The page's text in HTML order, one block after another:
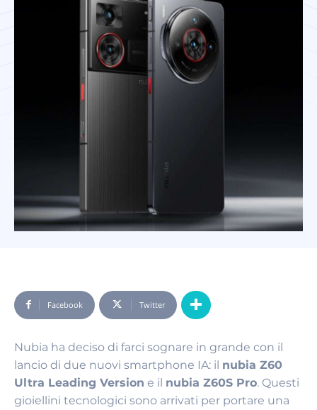
Facebook Twitter
Nubia ha deciso di farci sognare in grande con il
lancio di due nuovi smartphone IA: il nubia Z60
Ultra Leading Version e il nubia Z60S Pro. Questi
gioiellini tecnologici sono arrivati per portare una